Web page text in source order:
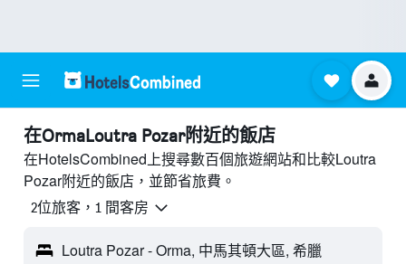
​在OrmaLoutra Pozar附近​的飯店
在HotelsCombined上搜尋數百個旅遊網站和比較Loutra
Pozar附近的飯店，並節省旅費。
2位旅客，1 間客房
Loutra Pozar - Orma, 中馬其頓大區, 希臘